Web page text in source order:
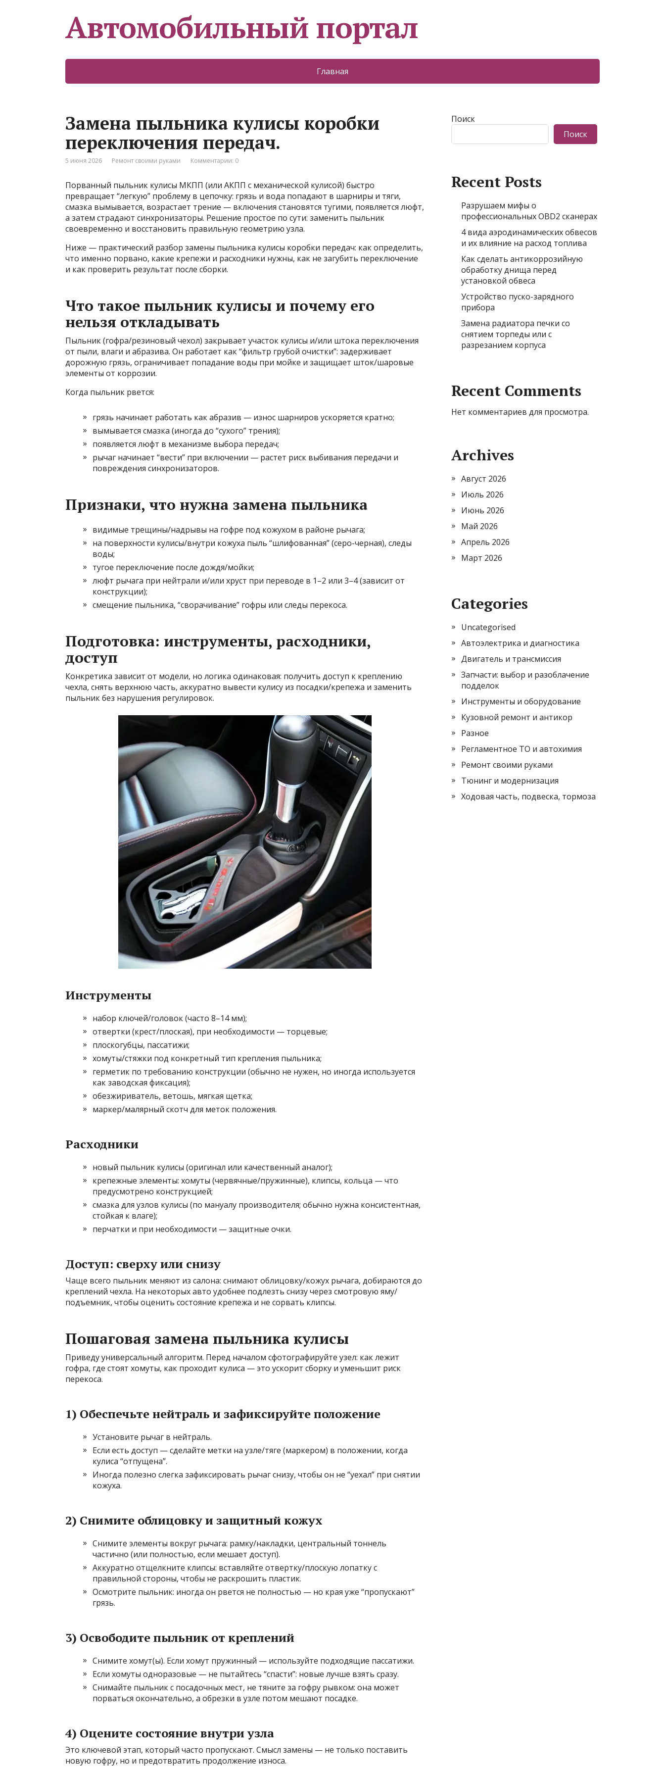
Автомобильный портал
Главная
Замена пыльника кулисы коробки
переключения передач.
5 июня 2026 Ремонт своими руками Комментарии: 0
Порванный пыльник кулисы МКПП (или АКПП с механической кулисой) быстро
превращает “легкую” проблему в цепочку: грязь и вода попадают в шарниры и тяги,
смазка вымывается, возрастает трение — включения становятся тугими, появляется люфт,
а затем страдают синхронизаторы. Решение простое по сути: заменить пыльник
своевременно и восстановить правильную геометрию узла.
Ниже — практический разбор замены пыльника кулисы коробки передач: как определить,
что именно порвано, какие крепежи и расходники нужны, как не загубить переключение
и как проверить результат после сборки.
Что такое пыльник кулисы и почему его
нельзя откладывать
Пыльник (гофра/резиновый чехол) закрывает участок кулисы и/или штока переключения
от пыли, влаги и абразива. Он работает как “фильтр грубой очистки”: задерживает
дорожную грязь, ограничивает попадание воды при мойке и защищает шток/шаровые
элементы от коррозии.
Когда пыльник рвется:
грязь начинает работать как абразив — износ шарниров ускоряется кратно;
вымывается смазка (иногда до “сухого” трения);
появляется люфт в механизме выбора передач;
рычаг начинает “вести” при включении — растет риск выбивания передачи и
повреждения синхронизаторов.
Признаки, что нужна замена пыльника
видимые трещины/надрывы на гофре под кожухом в районе рычага;
на поверхности кулисы/внутри кожуха пыль “шлифованная” (серо-черная), следы
воды;
тугое переключение после дождя/мойки;
люфт рычага при нейтрали и/или хруст при переводе в 1–2 или 3–4 (зависит от
конструкции);
смещение пыльника, “сворачивание” гофры или следы перекоса.
Подготовка: инструменты, расходники,
доступ
Конкретика зависит от модели, но логика одинаковая: получить доступ к креплению
чехла, снять верхнюю часть, аккуратно вывести кулису из посадки/крепежа и заменить
пыльник без нарушения регулировок.
Инструменты
набор ключей/головок (часто 8–14 мм);
отвертки (крест/плоская), при необходимости — торцевые;
плоскогубцы, пассатижи;
хомуты/стяжки под конкретный тип крепления пыльника;
герметик по требованию конструкции (обычно не нужен, но иногда используется
как заводская фиксация);
обезжириватель, ветошь, мягкая щетка;
маркер/малярный скотч для меток положения.
Расходники
новый пыльник кулисы (оригинал или качественный аналог);
крепежные элементы: хомуты (червячные/пружинные), клипсы, кольца — что
предусмотрено конструкцией;
смазка для узлов кулисы (по мануалу производителя; обычно нужна консистентная,
стойкая к влаге);
перчатки и при необходимости — защитные очки.
Доступ: сверху или снизу
Чаще всего пыльник меняют из салона: снимают облицовку/кожух рычага, добираются до
креплений чехла. На некоторых авто удобнее подлезть снизу через смотровую яму/
подъемник, чтобы оценить состояние крепежа и не сорвать клипсы.
Пошаговая замена пыльника кулисы
Приведу универсальный алгоритм. Перед началом сфотографируйте узел: как лежит
гофра, где стоят хомуты, как проходит кулиса — это ускорит сборку и уменьшит риск
перекоса.
1) Обеспечьте нейтраль и зафиксируйте положение
Установите рычаг в нейтраль.
Если есть доступ — сделайте метки на узле/тяге (маркером) в положении, когда
кулиса “отпущена”.
Иногда полезно слегка зафиксировать рычаг снизу, чтобы он не “уехал” при снятии
кожуха.
2) Снимите облицовку и защитный кожух
Снимите элементы вокруг рычага: рамку/накладки, центральный тоннель
частично (или полностью, если мешает доступ).
Аккуратно отщелкните клипсы: вставляйте отвертку/плоскую лопатку с
правильной стороны, чтобы не раскрошить пластик.
Осмотрите пыльник: иногда он рвется не полностью — но края уже “пропускают”
грязь.
3) Освободите пыльник от креплений
Снимите хомут(ы). Если хомут пружинный — используйте подходящие пассатижи.
Если хомуты одноразовые — не пытайтесь “спасти”: новые лучше взять сразу.
Снимайте пыльник с посадочных мест, не тяните за гофру рывком: она может
порваться окончательно, а обрезки в узле потом мешают посадке.
4) Оцените состояние внутри узла
Это ключевой этап, который часто пропускают. Смысл замены — не только поставить
новую гофру, но и предотвратить продолжение износа.
Поиск
Поиск
Recent Posts
Разрушаем мифы о
профессиональных OBD2 сканерах
4 вида аэродинамических обвесов
и их влияние на расход топлива
Как сделать антикоррозийную
обработку днища перед
установкой обвеса
Устройство пуско-зарядного
прибора
Замена радиатора печки со
снятием торпеды или с
разрезанием корпуса
Recent Comments
Нет комментариев для просмотра.
Archives
Август 2026
Июль 2026
Июнь 2026
Май 2026
Апрель 2026
Март 2026
Categories
Uncategorised
Автоэлектрика и диагностика
Двигатель и трансмиссия
Запчасти: выбор и разоблачение
подделок
Инструменты и оборудование
Кузовной ремонт и антикор
Разное
Регламентное ТО и автохимия
Ремонт своими руками
Тюнинг и модернизация
Ходовая часть, подвеска, тормоза